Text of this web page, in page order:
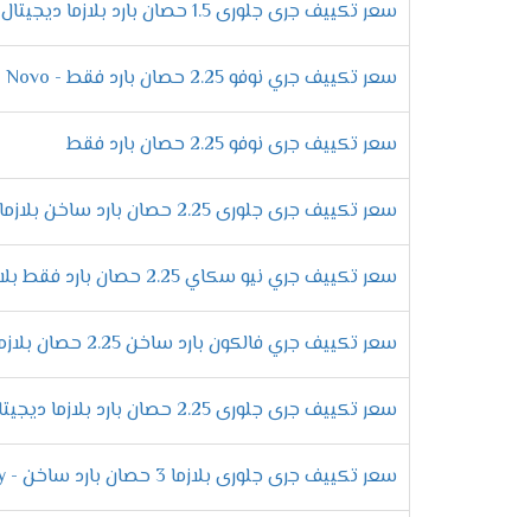
الانفراد بخاصية منع تكون ثلج
علشان بعض العملاء يعانى من اتلاف الجهاز
خاصية منع تكون الثلج التى تعمل على
فلاتر تنظيف الهواء
يحتوى الجهاز على فلتر كربونى يعمل على
الفلاتر يظهر لنا وقت تنظيفها حتى
وحدة خارجية ضد الصدأ
تتعرض الوحدة الخارجية فى المكيف الى
كفاءتها من التلف ومهما تعرضت الى
سعر تكييف جرى جلورى 1.5 حصان بارد بلازما ديجيتال - Glory
سعر تكييف جري نوفو 2.25 حصان بارد فقط - Novo
سعر تكييف جرى نوفو 2.25 حصان بارد فقط
سعر تكييف جرى جلورى 2.25 حصان بارد ساخن بلازما ديجيتال - Glory
سعر تكييف جري نيو سكاي 2.25 حصان بارد فقط بلازما - SKY
سعر تكييف جري فالكون بارد ساخن 2.25 حصان بلازما - Falcon
سعر تكييف جرى جلورى 2.25 حصان بارد بلازما ديجيتال
سعر تكييف جرى جلورى بلازما 3 حصان بارد ساخن - Glory